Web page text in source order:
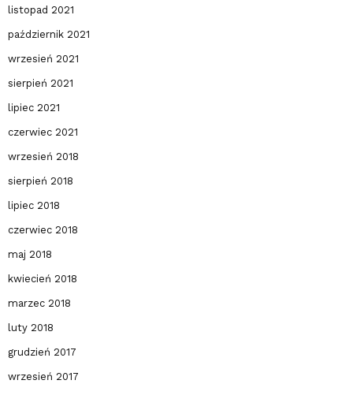
listopad 2021
październik 2021
wrzesień 2021
sierpień 2021
lipiec 2021
czerwiec 2021
wrzesień 2018
sierpień 2018
lipiec 2018
czerwiec 2018
maj 2018
kwiecień 2018
marzec 2018
luty 2018
grudzień 2017
wrzesień 2017